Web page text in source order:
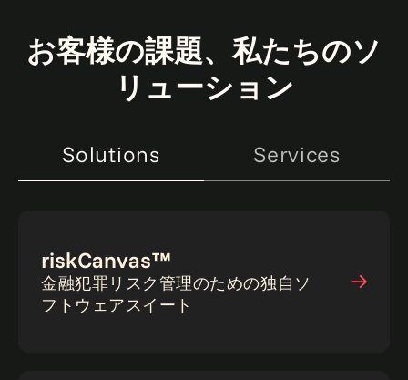
お客様の課題、私たちのソ
リューション
Solutions Services
riskCanvas™
金融犯罪リスク管理のための独自ソ
フトウェアスイート